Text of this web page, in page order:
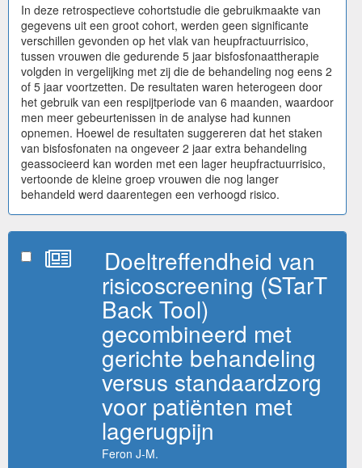
In deze retrospectieve cohortstudie die gebruikmaakte van
gegevens uit een groot cohort, werden geen significante
verschillen gevonden op het vlak van heupfractuurrisico,
tussen vrouwen die gedurende 5 jaar bisfosfonaattherapie
volgden in vergelijking met zij die de behandeling nog eens 2
of 5 jaar voortzetten. De resultaten waren heterogeen door
het gebruik van een respijtperiode van 6 maanden, waardoor
men meer gebeurtenissen in de analyse had kunnen
opnemen. Hoewel de resultaten suggereren dat het staken
van bisfosfonaten na ongeveer 2 jaar extra behandeling
geassocieerd kan worden met een lager heupfractuurrisico,
vertoonde de kleine groep vrouwen die nog langer
behandeld werd daarentegen een verhoogd risico.
Doeltreffendheid van
risicoscreening (STarT
Back Tool)
gecombineerd met
gerichte behandeling
versus standaardzorg
voor patiënten met
lagerugpijn
Feron J-M.